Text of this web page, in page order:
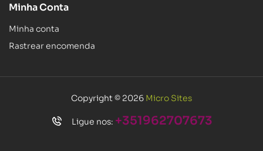
Minha Conta
Minha conta
Rastrear encomenda
Copyright © 2026 Micro Sites
Ligue nos: +351962707673